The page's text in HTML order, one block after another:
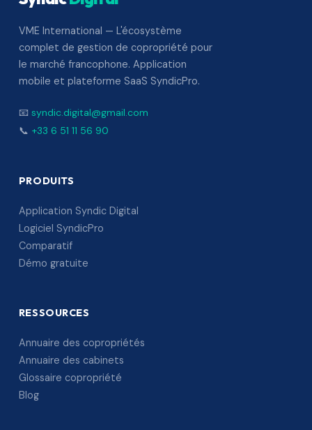
VME International — L'écosystème
complet de gestion de copropriété pour
le marché francophone. Application
mobile et plateforme SaaS SyndicPro.
📧 syndic.digital@gmail.com
📞 +33 6 51 11 56 90
PRODUITS
Application Syndic Digital
Logiciel SyndicPro
Comparatif
Démo gratuite
RESSOURCES
Annuaire des copropriétés
Annuaire des cabinets
Glossaire copropriété
Blog